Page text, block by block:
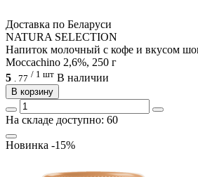
Доcтавка по Беларуси
NATURA SELECTION
Напиток молочный с кофе и вкусом
Moccachino 2,6%, 250 г
5 . 77 / 1 шт В наличии
В корзину
На складе доступно: 60
Новинка -15%